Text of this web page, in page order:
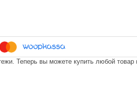
Теперь вы можете купить любой товар